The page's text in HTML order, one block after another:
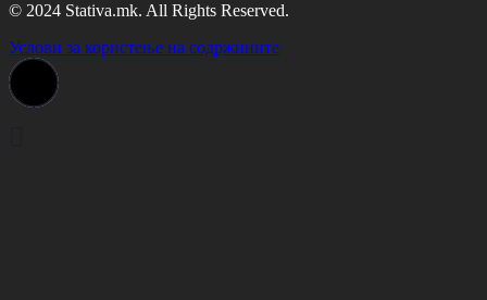
© 2024 Stativa.mk. All Rights Reserved.
Услови за користење на содржините